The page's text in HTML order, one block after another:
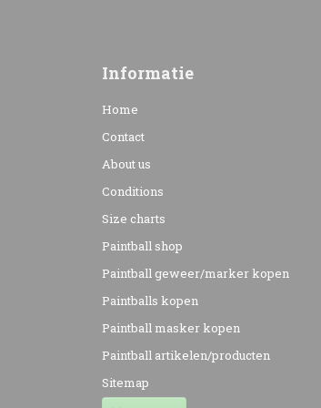
Informatie
Home
Contact
About us
Conditions
Size charts
Paintball shop
Paintball geweer/marker kopen
Paintballs kopen
Paintball masker kopen
Paintball artikelen/producten
Sitemap